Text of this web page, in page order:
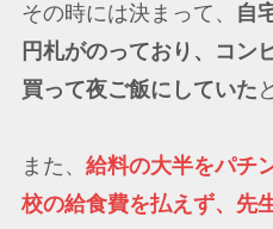
その時には決まって、
自
円札がのっており、コン
買って夜ご飯にしていた
また、 給料の大半をパチ
校の給食費を払えず、先